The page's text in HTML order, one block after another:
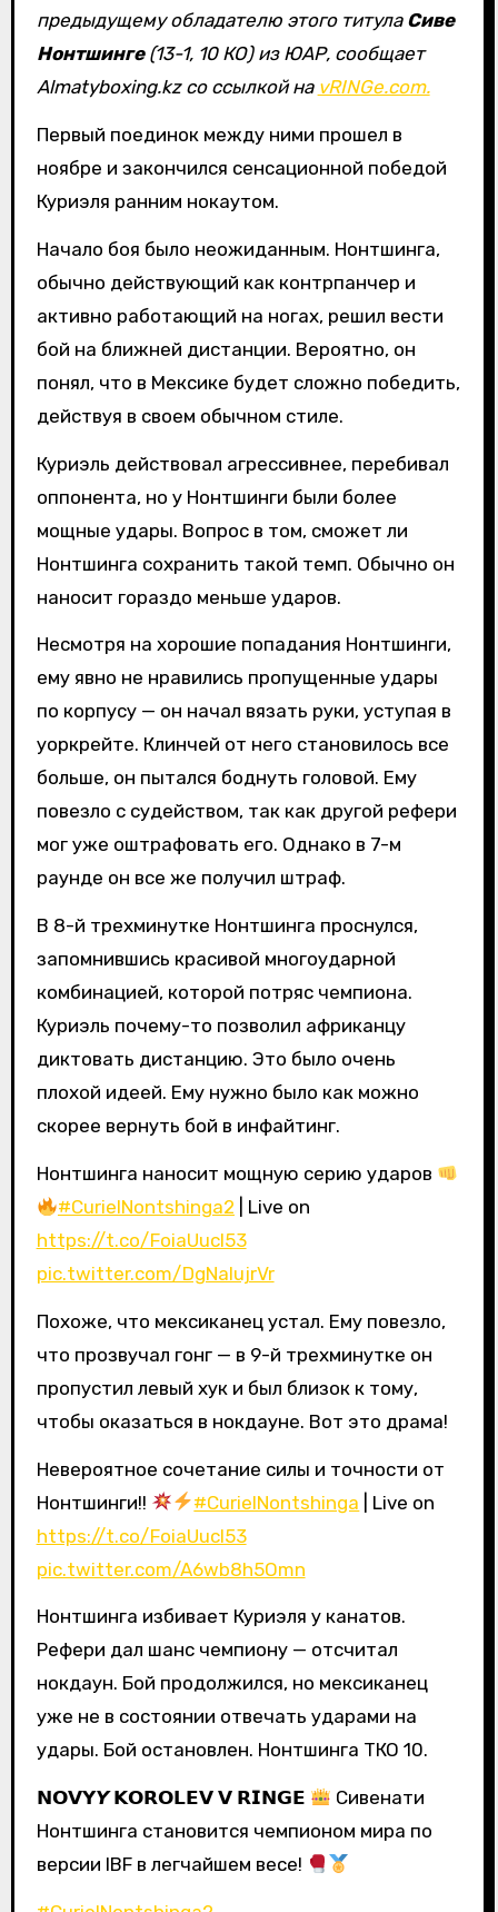
предыдущему обладателю этого титула Сиве
Нонтшинге(13-1, 10 КО) из ЮАР, сообщает
Almatyboxing.kz со ссылкой на vRINGe.com.
Первый поединок между ними прошел в
ноябре и закончился сенсационной победой
Куриэля ранним нокаутом.
Начало боя было неожиданным. Нонтшинга,
обычно действующий как контрпанчер и
активно работающий на ногах, решил вести
бой на ближней дистанции. Вероятно, он
понял, что в Мексике будет сложно победить,
действуя в своем обычном стиле.
Куриэль действовал агрессивнее, перебивал
оппонента, но у Нонтшинги были более
мощные удары. Вопрос в том, сможет ли
Нонтшинга сохранить такой темп. Обычно он
наносит гораздо меньше ударов.
Несмотря на хорошие попадания Нонтшинги,
ему явно не нравились пропущенные удары
по корпусу — он начал вязать руки, уступая в
уоркрейте. Клинчей от него становилось все
больше, он пытался боднуть головой. Ему
повезло с судейством, так как другой рефери
мог уже оштрафовать его. Однако в 7-м
раунде он все же получил штраф.
В 8-й трехминутке Нонтшинга проснулся,
запомнившись красивой многоударной
комбинацией, которой потряс чемпиона.
Куриэль почему-то позволил африканцу
диктовать дистанцию. Это было очень
плохой идеей. Ему нужно было как можно
скорее вернуть бой в инфайтинг.
Нонтшинга наносит мощную серию ударов
#CurielNontshinga2 | Live on
https://t.co/FoiaUucI53
pic.twitter.com/DgNalujrVr
Похоже, что мексиканец устал. Ему повезло,
что прозвучал гонг — в 9-й трехминутке он
пропустил левый хук и был близок к тому,
чтобы оказаться в нокдауне. Вот это драма!
Невероятное сочетание силы и точности от
Нонтшинги!!
#CurielNontshinga | Live on
https://t.co/FoiaUucI53
pic.twitter.com/A6wb8h5Omn
Нонтшинга избивает Куриэля у канатов.
Рефери дал шанс чемпиону — отсчитал
нокдаун. Бой продолжился, но мексиканец
уже не в состоянии отвечать ударами на
удары. Бой остановлен. Нонтшинга ТКО 10.
𝗡𝗢𝗩𝗬𝙔 𝗞𝗢𝗥𝗢𝗟𝗘𝗩 𝗩 𝗥𝗜𝗡𝗚𝗘
Сивенати
Нонтшинга становится чемпионом мира по
версии IBF в легчайшем весе!